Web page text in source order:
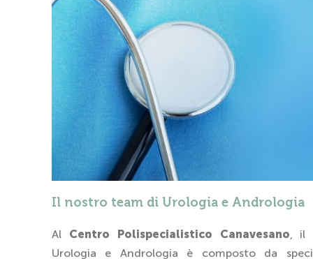
Il nostro team di Urologia e Andrologia
Al Centro Polispecialistico Canavesano, il
Urologia e Andrologia è composto da